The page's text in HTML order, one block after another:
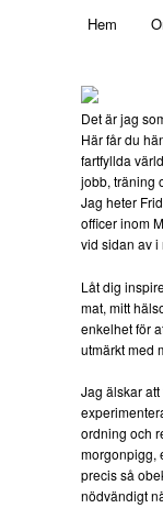
Skip to
Hem
Det är jag
Här får du
fartfyllda
jobb, träning
Jag heter
officer inom
vid sidan av i
Låt dig
mat, mitt
enkelhet för
utmärkt med
Jag älskar
ordning och
morgonpigg,
precis så
nödvändigt